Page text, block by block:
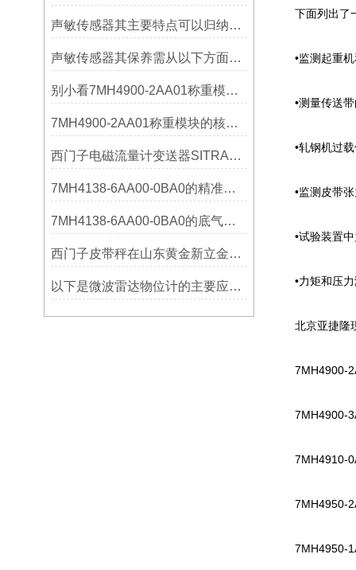
声敏传感器其主要特点可以归纳为以下几个核心维度
声敏传感器其保养需从以下方面入手
别小看7MH4900-2AA01称重模块！这些你日常接触的领域，早已离不开它
7MH4900-2AA01称重模块的核心亮点，藏着让效率翻倍的“关键密码”
西门子电磁流量计变送器SITRANS FMT020的功能
7MH4138-6AA00-0BA0的精准从何而来？关键组成部分，藏着答案！
7MH4138-6AA00-0BA0的底气：这些核心功能，让精准称重不再是难题
西门子皮带秤在山东黄金新立金矿的成功应用
以下是微波雷达物位计的主要应用领域及具体场景分析
下面列出了
•监测起重机
•测量传送带
•轧钢机过载
•监测皮带张
•试验装置中
•力矩和压力
北京亚捷隆
7MH4900-
7MH4900-
7MH4910-
7MH4950-
7MH4950-